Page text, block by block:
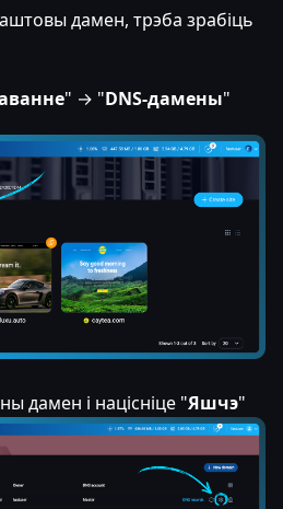
дамен, трэба зрабіць
" → "DNS-дамены"
дамен і націсніце "Яшчэ"